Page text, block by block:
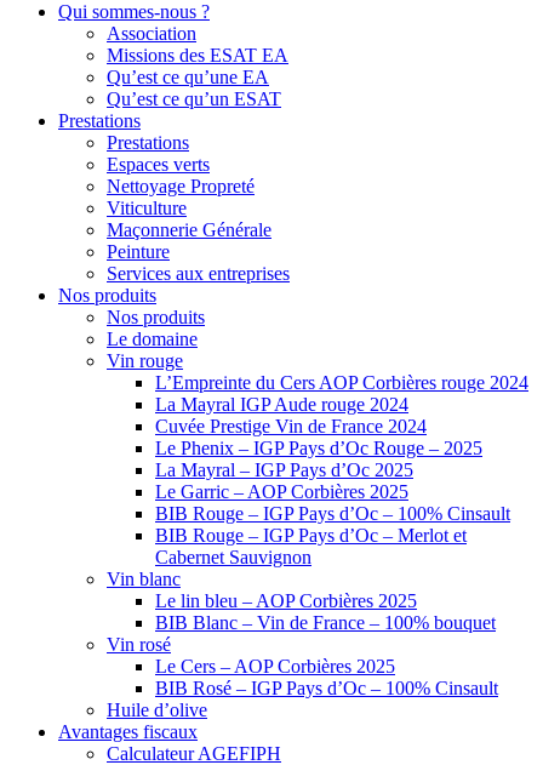
Qui sommes-nous ?
Association
Missions des ESAT EA
Qu’est ce qu’une EA
Qu’est ce qu’un ESAT
Prestations
Prestations
Espaces verts
Nettoyage Propreté
Viticulture
Maçonnerie Générale
Peinture
Services aux entreprises
Nos produits
Nos produits
Le domaine
Vin rouge
L’Empreinte du Cers AOP Corbières rouge 2024
La Mayral IGP Aude rouge 2024
Cuvée Prestige Vin de France 2024
Le Phenix – IGP Pays d’Oc Rouge – 2025
La Mayral – IGP Pays d’Oc 2025
Le Garric – AOP Corbières 2025
BIB Rouge – IGP Pays d’Oc – 100% Cinsault
BIB Rouge – IGP Pays d’Oc – Merlot et
Cabernet Sauvignon
Vin blanc
Le lin bleu – AOP Corbières 2025
BIB Blanc – Vin de France – 100% bouquet
Vin rosé
Le Cers – AOP Corbières 2025
BIB Rosé – IGP Pays d’Oc – 100% Cinsault
Huile d’olive
Avantages fiscaux
Calculateur AGEFIPH